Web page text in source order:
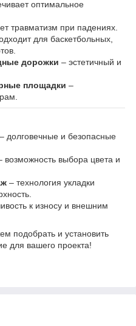
оптимальное
травматизм при падениях.
для баскетбольных,
дорожки – эстетичный и
площадки –
– долговечные и безопасные
возможность выбора цвета и
– технология укладки
к износу и внешним
подобрать и установить
для вашего проекта!